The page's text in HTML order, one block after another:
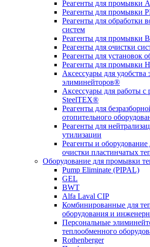
Реагенты для промывки
Реагенты для промывки
Реагенты для обработки
систем
Реагенты для промывки
Реагенты для очистки
Реагенты для установок
Реагенты для промывки
Аксессуары для удобства
элиминейторов®
Аксессуары для работы с
SteelTEX®
Реагенты для
отопительного
Реагенты для
утилизации
Реагенты и оборудование
очистки пластинчатых
Оборудование для промывки
Pump Eliminate (PIPAL)
GEL
BWT
Alfa Laval CIP
Комбинированные для
оборудования и
Персональные
теплообменного
Rothenberger